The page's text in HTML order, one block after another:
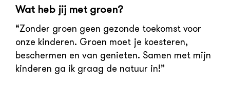
Wat heb jij met groen?
“Zonder groen geen gezonde toekomst voor
onze kinderen. Groen moet je koesteren,
beschermen en van genieten. Samen met mijn
kinderen ga ik graag de natuur in!”